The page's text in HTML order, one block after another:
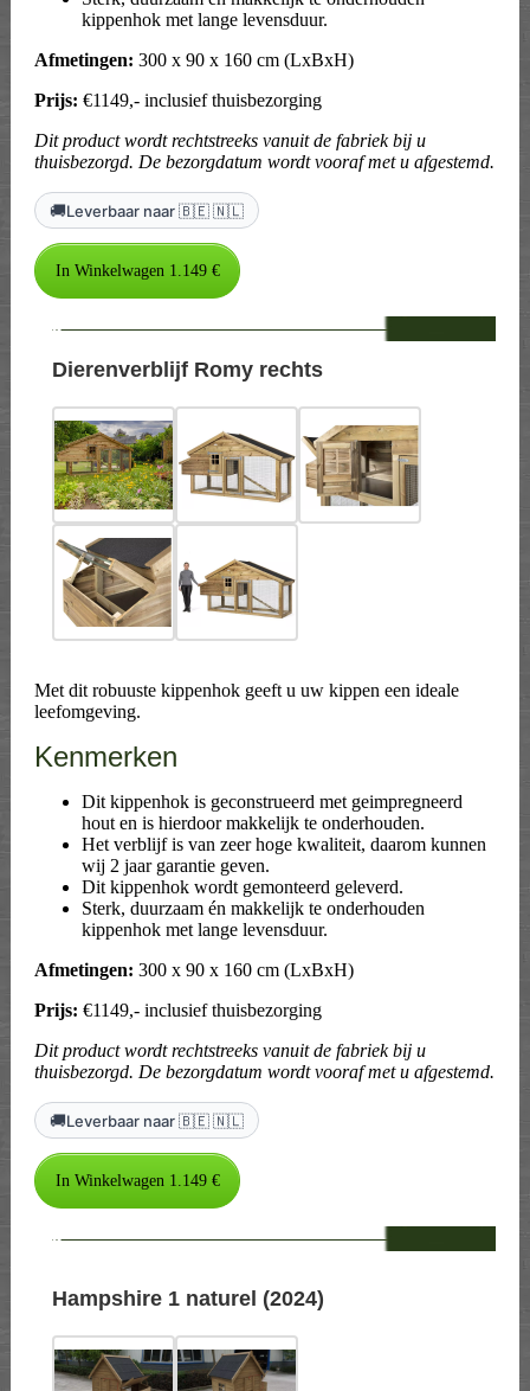
kippenhok met lange levensduur.
Afmetingen: 300 x 90 x 160 cm (LxBxH)
Prijs: €1149,- inclusief thuisbezorging
Dit product wordt rechtstreeks vanuit de fabriek bij u
thuisbezorgd. De bezorgdatum wordt vooraf met u afgestemd.
🚚Leverbaar naar 🇧🇪 🇳🇱
--
Dierenverblijf Romy rechts
Met dit robuuste kippenhok geeft u uw kippen een ideale
leefomgeving.
Kenmerken
Dit kippenhok is geconstrueerd met geimpregneerd
hout en is hierdoor makkelijk te onderhouden.
Het verblijf is van zeer hoge kwaliteit, daarom kunnen
wij 2 jaar garantie geven.
Dit kippenhok wordt gemonteerd geleverd.
Sterk, duurzaam én makkelijk te onderhouden
kippenhok met lange levensduur.
Afmetingen: 300 x 90 x 160 cm (LxBxH)
Prijs: €1149,- inclusief thuisbezorging
Dit product wordt rechtstreeks vanuit de fabriek bij u
thuisbezorgd. De bezorgdatum wordt vooraf met u afgestemd.
🚚Leverbaar naar 🇧🇪 🇳🇱
--
Hampshire 1 naturel (2024)